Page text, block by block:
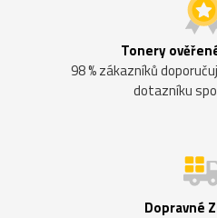
Tonery
98 % zákazníků
dotazníku
Dopravné